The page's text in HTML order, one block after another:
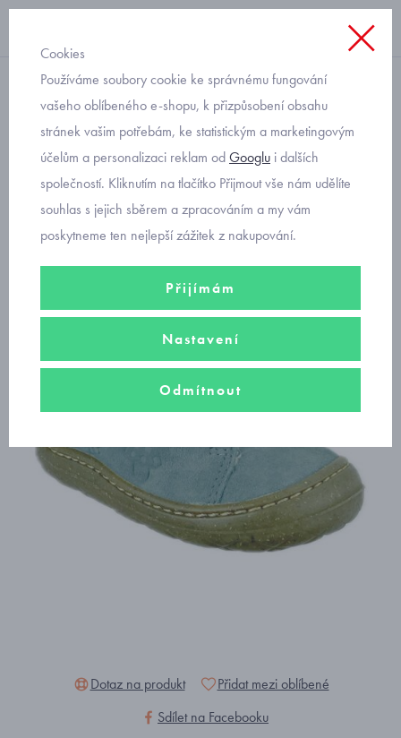
šněrovací chlapecké
první zimní botičky Superfit
Saturnus 1-009347-8000
Dotaz na produkt
Přidat mezi oblíbené
Sdílet na Facebooku
Cookies
Používáme soubory cookie ke správnému fungování
vašeho oblíbeného e-shopu, k přizpůsobení obsahu
stránek vašim potřebám, ke statistickým a marketingovým
účelům a personalizaci reklam odGooglu i dalších
společností. Kliknutím na tlačítko Přijmout vše nám udělíte
souhlas s jejich sběrem a zpracováním a my vám
poskytneme ten nejlepší zážitek z nakupování.
Přijímám
Nastavení
Odmítnout